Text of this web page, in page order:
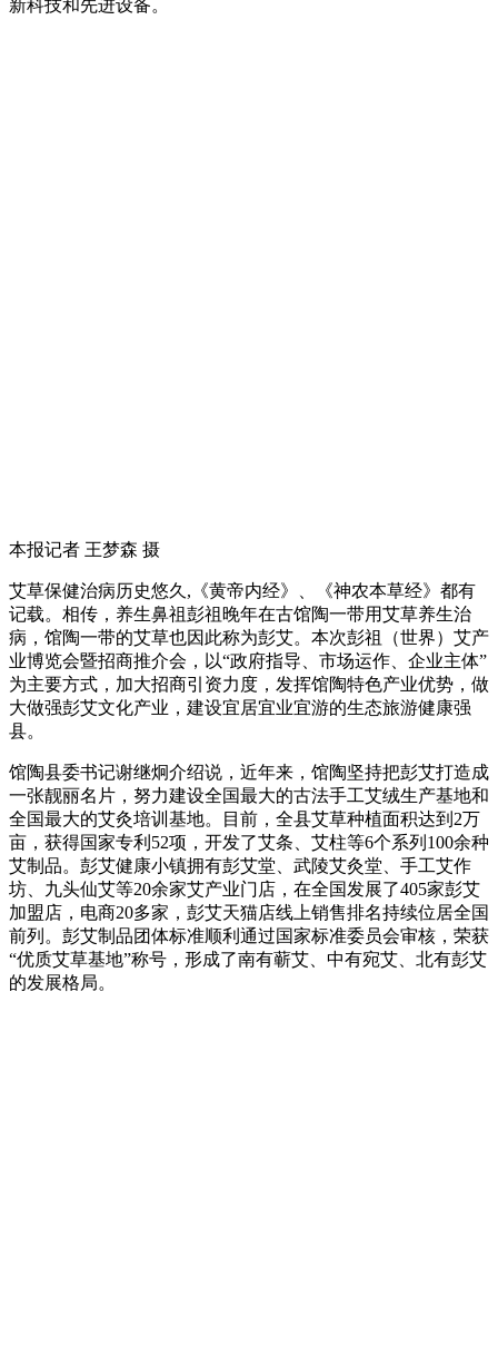
新科技和先进设备。
本报记者 王梦森 摄
艾草保健治病历史悠久,《黄帝内经》、《神农本草经》都有
记载。相传，养生鼻祖彭祖晚年在古馆陶一带用艾草养生治
病，馆陶一带的艾草也因此称为彭艾。本次彭祖（世界）艾产
业博览会暨招商推介会，以“政府指导、市场运作、企业主体”
为主要方式，加大招商引资力度，发挥馆陶特色产业优势，做
大做强彭艾文化产业，建设宜居宜业宜游的生态旅游健康强
县。
馆陶县委书记谢继炯介绍说，近年来，馆陶坚持把彭艾打造成
一张靓丽名片，努力建设全国最大的古法手工艾绒生产基地和
全国最大的艾灸培训基地。目前，全县艾草种植面积达到2万
亩，获得国家专利52项，开发了艾条、艾柱等6个系列100余种
艾制品。彭艾健康小镇拥有彭艾堂、武陵艾灸堂、手工艾作
坊、九头仙艾等20余家艾产业门店，在全国发展了405家彭艾
加盟店，电商20多家，彭艾天猫店线上销售排名持续位居全国
前列。彭艾制品团体标准顺利通过国家标准委员会审核，荣获
“优质艾草基地”称号，形成了南有蕲艾、中有宛艾、北有彭艾
的发展格局。